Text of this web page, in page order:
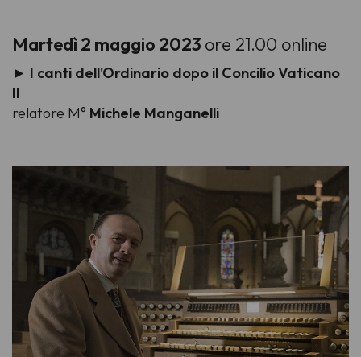
Martedì 2 maggio 2023 ore 21.00 online
► I canti dell'Ordinario dopo il Concilio Vaticano
II
relatore M° Michele Manganelli